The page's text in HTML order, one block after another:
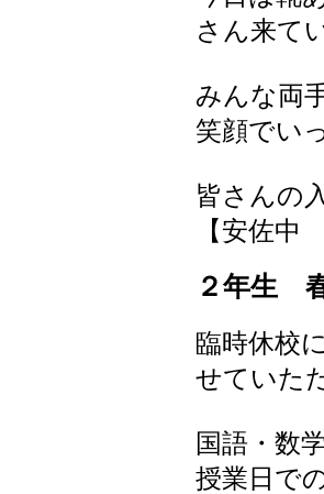
さん来て
みんな両
笑顔でい
皆さんの
【安佐中
２年生
臨時休校
せていた
国語・数
授業日で